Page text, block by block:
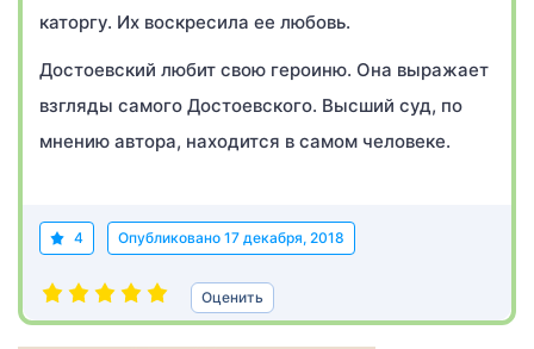
каторгу. Их воскресила ее любовь.
Достоевский любит свою героиню. Она выражает
взгляды самого Достоевского. Высший суд, по
мнению автора, находится в самом человеке.
4 Опубликовано 17 декабря, 2018
Оценить